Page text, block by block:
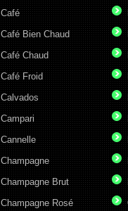
Café
Café Bien Chaud
Café Chaud
Café Froid
Calvados
Campari
Cannelle
Champagne
Champagne Brut
Champagne Rosé